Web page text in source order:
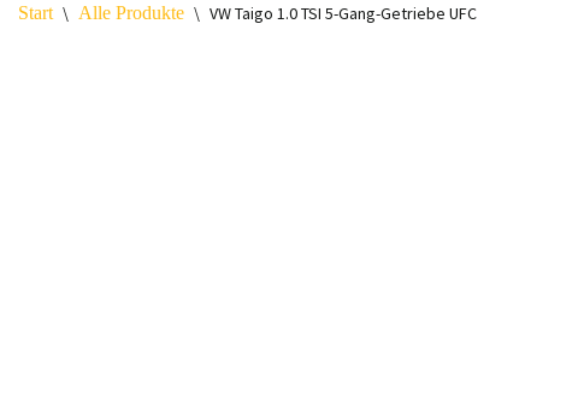
Start \ Alle Produkte \ VW Taigo 1.0 TSI 5-Gang-Getriebe UFC